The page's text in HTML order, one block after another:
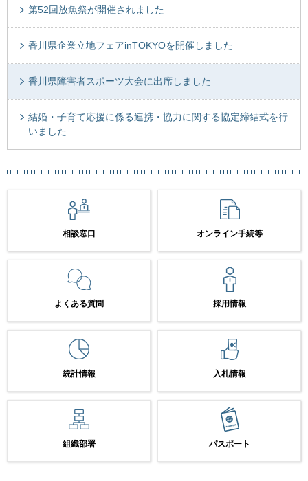
第52回放魚祭が開催されました
香川県企業立地フェアinTOKYOを開催しました
香川県障害者スポーツ大会に出席しました
結婚・子育て応援に係る連携・協力に関する協定締結式を行
いました
相談窓口 オンライン手続等
よくある質問 採用情報
統計情報 入札情報
組織部署 パスポート